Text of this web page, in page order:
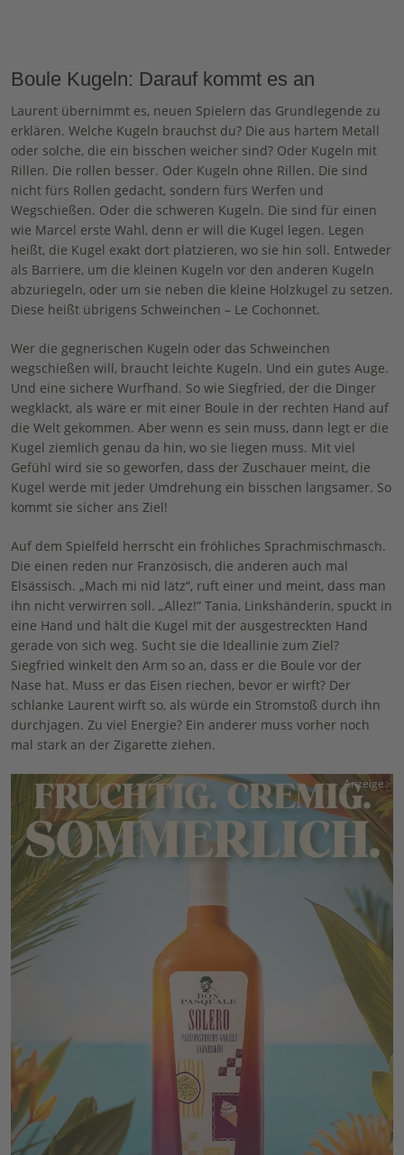
Boule Kugeln: Darauf kommt es an
Laurent übernimmt es, neuen Spielern das Grundlegende zu
erklären. Welche Kugeln brauchst du? Die aus hartem Metall
oder solche, die ein bisschen weicher sind? Oder Kugeln mit
Rillen. Die rollen besser. Oder Kugeln ohne Rillen. Die sind
nicht fürs Rollen gedacht, sondern fürs Werfen und
Wegschießen. Oder die schweren Kugeln. Die sind für einen
wie Marcel erste Wahl, denn er will die Kugel legen. Legen
heißt, die Kugel exakt dort platzieren, wo sie hin soll. Entweder
als Barriere, um die kleinen Kugeln vor den anderen Kugeln
abzuriegeln, oder um sie neben die kleine Holzkugel zu setzen.
Diese heißt übrigens Schweinchen – Le Cochonnet.
Wer die gegnerischen Kugeln oder das Schweinchen
wegschießen will, braucht leichte Kugeln. Und ein gutes Auge.
Und eine sichere Wurfhand. So wie Siegfried, der die Dinger
wegklackt, als wäre er mit einer Boule in der rechten Hand auf
die Welt gekommen. Aber wenn es sein muss, dann legt er die
Kugel ziemlich genau da hin, wo sie liegen muss. Mit viel
Gefühl wird sie so geworfen, dass der Zuschauer meint, die
Kugel werde mit jeder Umdrehung ein bisschen langsamer. So
kommt sie sicher ans Ziel!
Auf dem Spielfeld herrscht ein fröhliches Sprachmischmasch.
Die einen reden nur Französisch, die anderen auch mal
Elsässisch. „Mach mi nid lätz“, ruft einer und meint, dass man
ihn nicht verwirren soll. „Allez!“ Tania, Linkshänderin, spuckt in
eine Hand und hält die Kugel mit der ausgestreckten Hand
gerade von sich weg. Sucht sie die Ideallinie zum Ziel?
Siegfried winkelt den Arm so an, dass er die Boule vor der
Nase hat. Muss er das Eisen riechen, bevor er wirft? Der
schlanke Laurent wirft so, als würde ein Stromstoß durch ihn
durchjagen. Zu viel Energie? Ein anderer muss vorher noch
mal stark an der Zigarette ziehen.
Anzeige